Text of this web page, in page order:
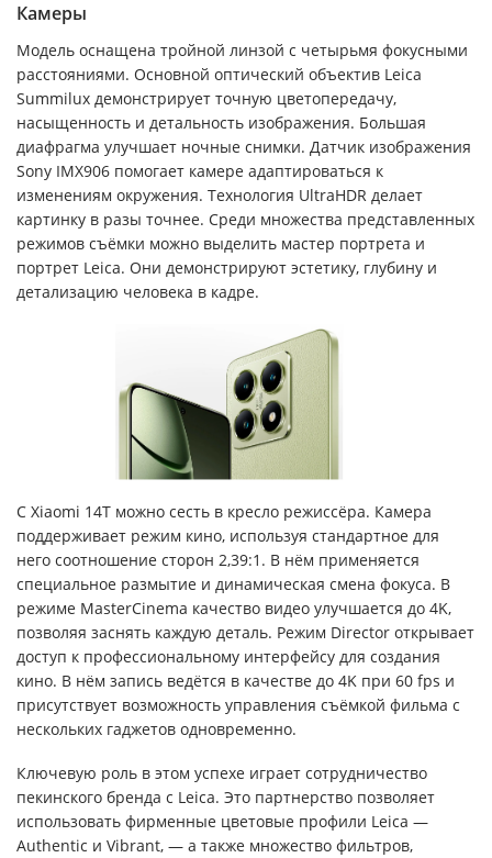
Камеры
Модель оснащена тройной линзой с четырьмя фокусными
расстояниями. Основной оптический объектив Leica
Summilux демонстрирует точную цветопередачу,
насыщенность и детальность изображения. Большая
диафрагма улучшает ночные снимки. Датчик изображения
Sony IMX906 помогает камере адаптироваться к
изменениям окружения. Технология UltraHDR делает
картинку в разы точнее. Среди множества представленных
режимов съёмки можно выделить мастер портрета и
портрет Leica. Они демонстрируют эстетику, глубину и
детализацию человека в кадре.
С Xiaomi 14T можно сесть в кресло режиссёра. Камера
поддерживает режим кино, используя стандартное для
него соотношение сторон 2,39:1. В нём применяется
специальное размытие и динамическая смена фокуса. В
режиме MasterCinema качество видео улучшается до 4K,
позволяя заснять каждую деталь. Режим Director открывает
доступ к профессиональному интерфейсу для создания
кино. В нём запись ведётся в качестве до 4K при 60 fps и
присутствует возможность управления съёмкой фильма с
нескольких гаджетов одновременно.
Ключевую роль в этом успехе играет сотрудничество
пекинского бренда с Leica. Это партнерство позволяет
использовать фирменные цветовые профили Leica —
Authentic и Vibrant, — а также множество фильтров,